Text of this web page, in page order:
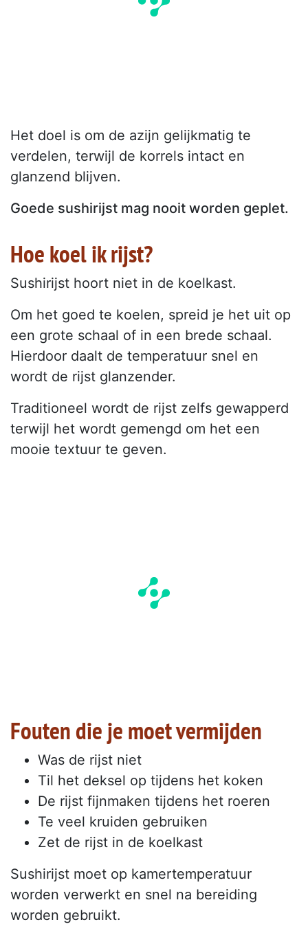
Het doel is om de azijn gelijkmatig te
verdelen, terwijl de korrels intact en
glanzend blijven.
Goede sushirijst mag nooit worden geplet.
Hoe koel ik rijst?
Sushirijst hoort niet in de koelkast.
Om het goed te koelen, spreid je het uit op
een grote schaal of in een brede schaal.
Hierdoor daalt de temperatuur snel en
wordt de rijst glanzender.
Traditioneel wordt de rijst zelfs gewapperd
terwijl het wordt gemengd om het een
mooie textuur te geven.
Fouten die je moet vermijden
Was de rijst niet
Til het deksel op tijdens het koken
De rijst fijnmaken tijdens het roeren
Te veel kruiden gebruiken
Zet de rijst in de koelkast
Sushirijst moet op kamertemperatuur
worden verwerkt en snel na bereiding
worden gebruikt.